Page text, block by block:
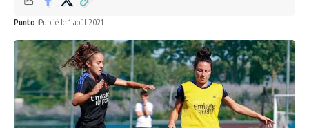
Punto Publié le 1 août 2021